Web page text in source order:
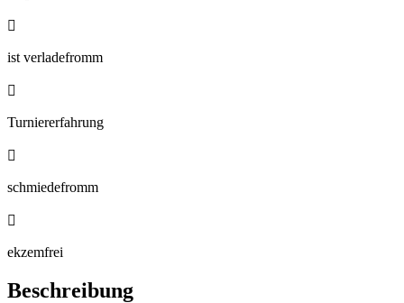

ist verladefromm

Turniererfahrung

schmiedefromm

ekzemfrei
Beschreibung